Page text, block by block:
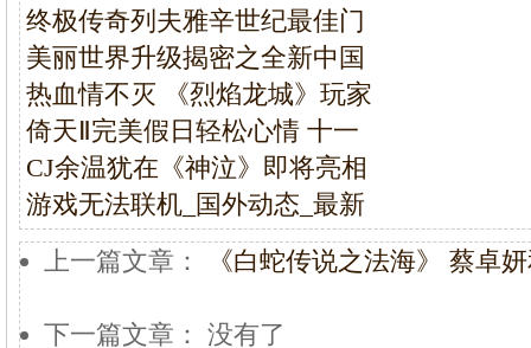
终极传奇列夫雅辛世纪最佳门
美丽世界升级揭密之全新中国
热血情不灭 《烈焰龙城》玩家
倚天Ⅱ完美假日轻松心情 十一
CJ余温犹在《神泣》即将亮相
游戏无法联机_国外动态_最新
上一篇文章：
《白蛇传说之法海》 蔡卓
下一篇文章： 没有了